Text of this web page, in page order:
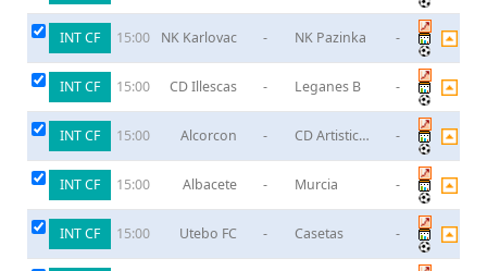
INT CF 15:00 NK Karlovac - NK Pazinka -
INT CF 15:00 CD Illescas - Leganes B -
INT CF 15:00 Alcorcon -
CD Artistico
-
INT CF 15:00 Albacete - Murcia -
INT CF 15:00 Utebo FC - Casetas -